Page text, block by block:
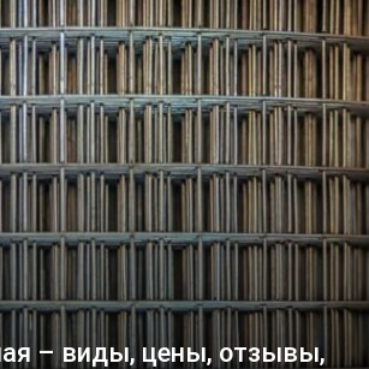
– виды, цены, отзывы,